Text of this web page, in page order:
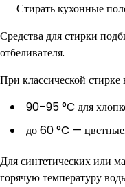
Стирать кухонные
Средства для стирки
отбеливателя.
При классической
90–95 °C для
до 60 °C — цветные.
Для синтетических или
горячую температуру